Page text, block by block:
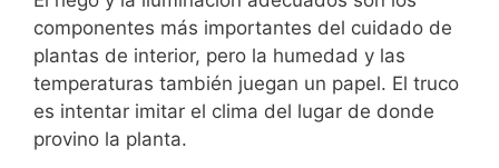
componentes más importantes del cuidado de
plantas de interior, pero la humedad y las
temperaturas también juegan un papel. El truco
es intentar imitar el clima del lugar de donde
provino la planta.